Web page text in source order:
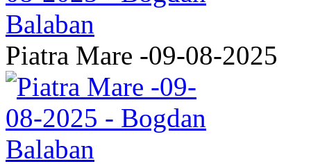
Piatra Mare -09-08-2025